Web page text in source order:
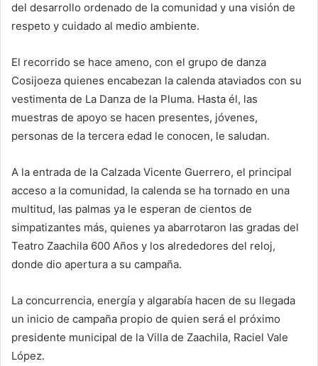
del desarrollo ordenado de la comunidad y una visión de
respeto y cuidado al medio ambiente.
El recorrido se hace ameno, con el grupo de danza
Cosijoeza quienes encabezan la calenda ataviados con su
vestimenta de La Danza de la Pluma. Hasta él, las
muestras de apoyo se hacen presentes, jóvenes,
personas de la tercera edad le conocen, le saludan.
A la entrada de la Calzada Vicente Guerrero, el principal
acceso a la comunidad, la calenda se ha tornado en una
multitud, las palmas ya le esperan de cientos de
simpatizantes más, quienes ya abarrotaron las gradas del
Teatro Zaachila 600 Años y los alrededores del reloj,
donde dio apertura a su campaña.
La concurrencia, energía y algarabía hacen de su llegada
un inicio de campaña propio de quien será el próximo
presidente municipal de la Villa de Zaachila, Raciel Vale
López.